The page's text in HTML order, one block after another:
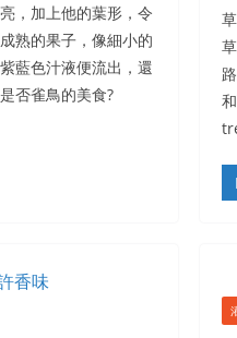
，加上他的葉形，令
熟的果子，像細小的
藍色汁液便流出，還
否雀鳥的美食?